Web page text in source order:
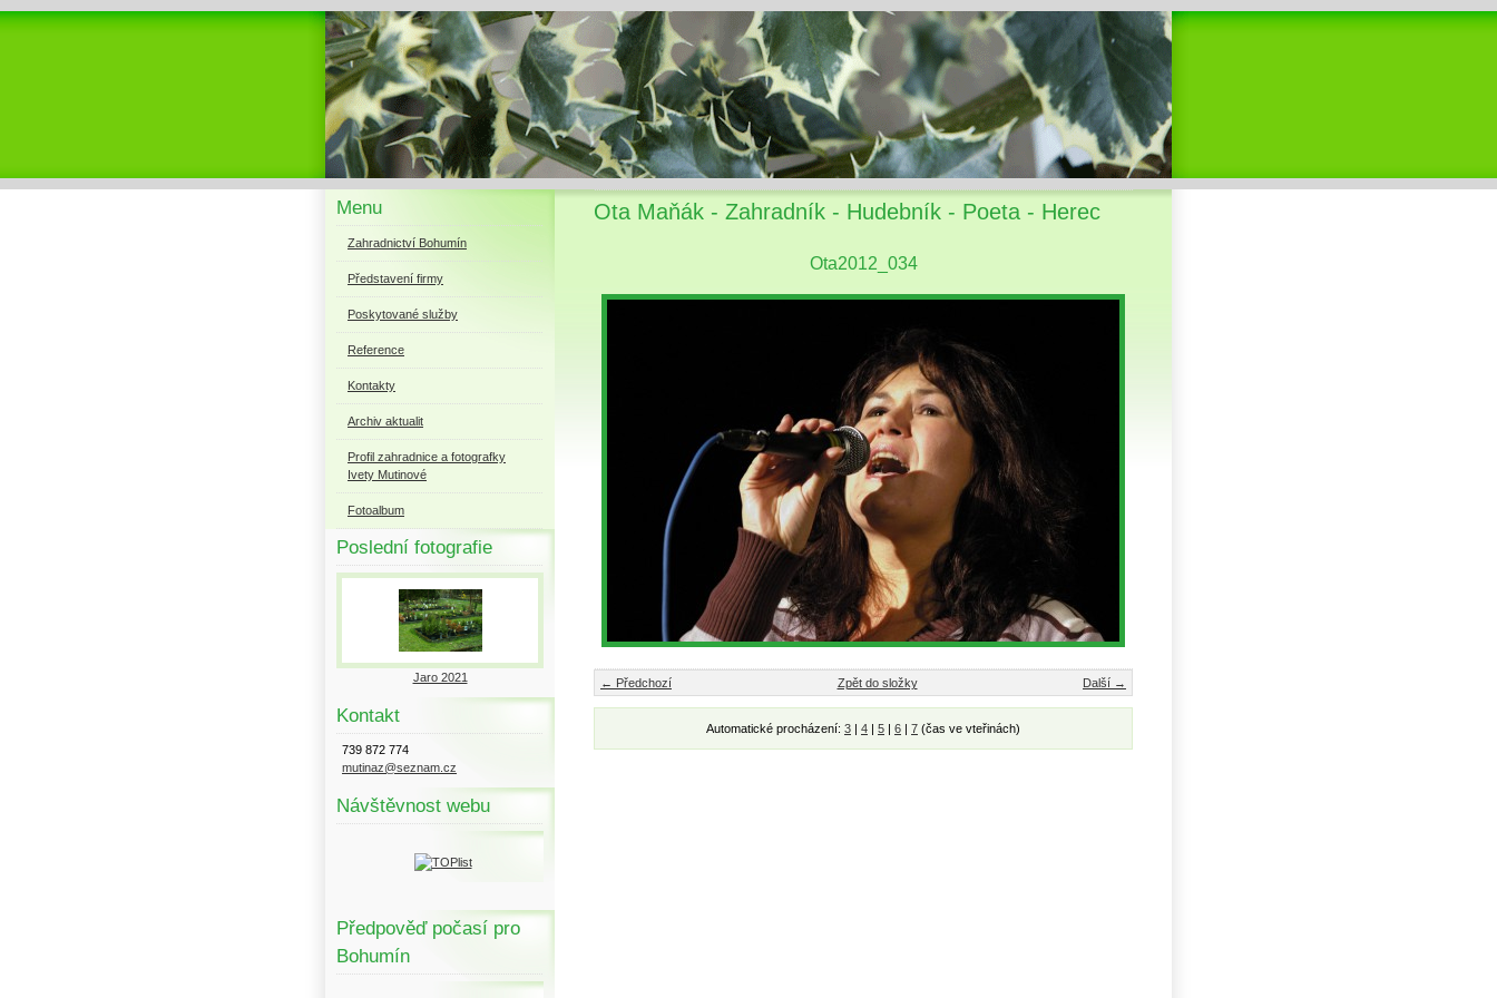
Menu
Zahradnictví Bohumín
Představení firmy
Poskytované služby
Reference
Kontakty
Archiv aktualit
Profil zahradnice a fotografky
Ivety Mutinové
Fotoalbum
Poslední fotografie
Jaro 2021
Kontakt
739 872 774
mutinaz@seznam.cz
Návštěvnost webu
Předpověď počasí pro
Bohumín
Ota Maňák - Zahradník - Hudebník - Poeta - Herec
Ota2012_034
← Předchozí Další →
Zpět do složky
Automatické procházení: 3 | 4 | 5 | 6 | 7 (čas ve vteřinách)